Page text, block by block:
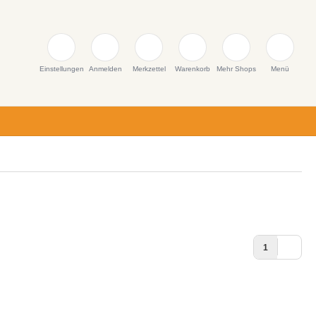
Einstellungen Anmelden Merkzettel Warenkorb Mehr Shops Menü
1